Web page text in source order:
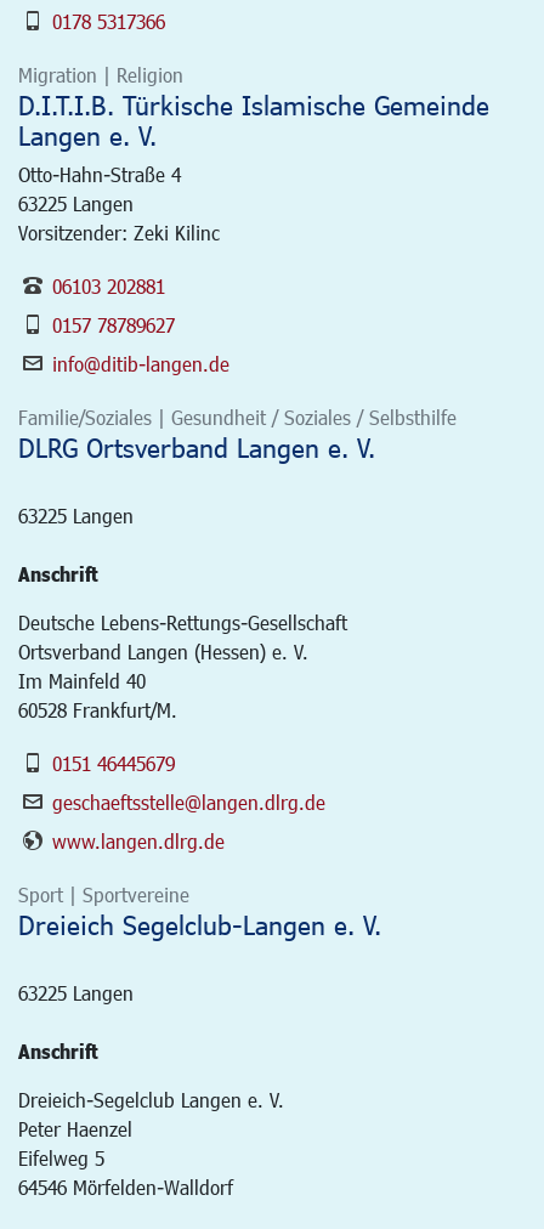
0178 5317366
Migration | Religion
D.I.T.I.B. Türkische Islamische Gemeinde
Langen e. V.
Otto-Hahn-Straße 4
63225 Langen
Vorsitzender: Zeki Kilinc
06103 202881
0157 78789627
info@ditib-langen.de
Familie/Soziales | Gesundheit / Soziales / Selbsthilfe
DLRG Ortsverband Langen e. V.
63225 Langen
Anschrift
Deutsche Lebens-Rettungs-Gesellschaft
Ortsverband Langen (Hessen) e. V.
Im Mainfeld 40
60528 Frankfurt/M.
0151 46445679
geschaeftsstelle@langen.dlrg.de
www.langen.dlrg.de
Sport | Sportvereine
Dreieich Segelclub-Langen e. V.
63225 Langen
Anschrift
Dreieich-Segelclub Langen e. V.
Peter Haenzel
Eifelweg 5
64546 Mörfelden-Walldorf